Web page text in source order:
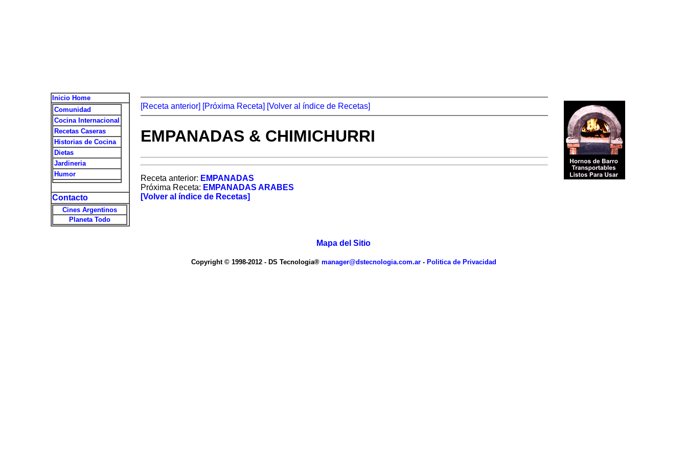
Inicio Home
Comunidad
Cocina Internacional
Recetas Caseras
Historias de Cocina
Dietas
Jardineria
Humor
Contacto
Cines Argentinos
Planeta Todo
[Receta anterior] [Próxima Receta] [Volver al índice de Recetas]
EMPANADAS & CHIMICHURRI
Receta anterior: EMPANADAS
Próxima Receta: EMPANADAS ARABES
[Volver al índice de Recetas]
Mapa del Sitio
Copyright © 1998-2012 - DS Tecnologia® manager@dstecnologia.com.ar -Politica de Privacidad